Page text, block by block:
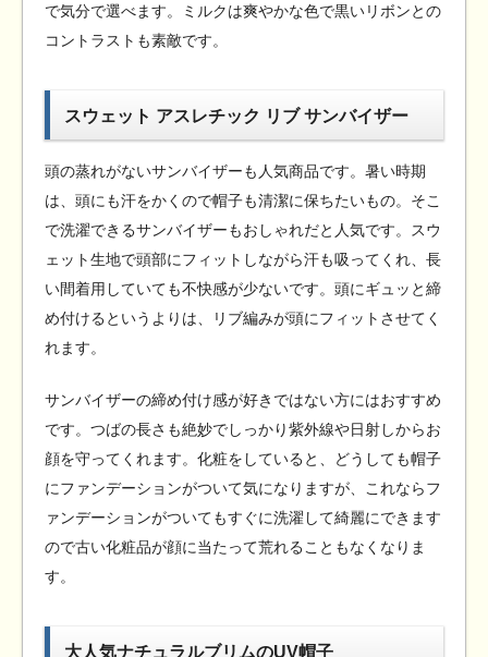
で気分で選べます。ミルクは爽やかな色で黒いリボンとの
コントラストも素敵です。
スウェット アスレチック リブ サンバイザー
頭の蒸れがないサンバイザーも人気商品です。暑い時期
は、頭にも汗をかくので帽子も清潔に保ちたいもの。そこ
で洗濯できるサンバイザーもおしゃれだと人気です。スウ
ェット生地で頭部にフィットしながら汗も吸ってくれ、長
い間着用していても不快感が少ないです。頭にギュッと締
め付けるというよりは、リブ編みが頭にフィットさせてく
れます。
サンバイザーの締め付け感が好きではない方にはおすすめ
です。つばの長さも絶妙でしっかり紫外線や日射しからお
顔を守ってくれます。化粧をしていると、どうしても帽子
にファンデーションがついて気になりますが、これならフ
ァンデーションがついてもすぐに洗濯して綺麗にできます
ので古い化粧品が顔に当たって荒れることもなくなりま
す。
大人気ナチュラルブリムのUV帽子